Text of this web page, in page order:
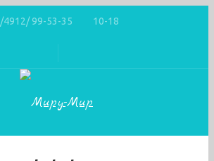
/4912/ 99-53-35 10-18